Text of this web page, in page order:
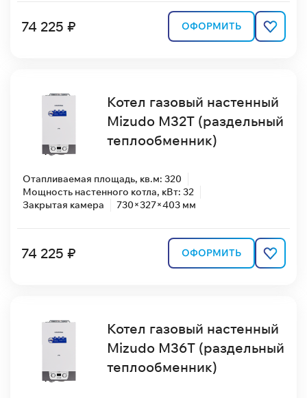
74 225 ₽ ОФОРМИТЬ
Котел газовый настенный
Mizudo M32T (раздельный
теплообменник)
Отапливаемая площадь, кв.м: 320
Мощность настенного котла, кВт: 32
Закрытая камера
730×327×403 мм
74 225 ₽ ОФОРМИТЬ
Котел газовый настенный
Mizudo M36T (раздельный
теплообменник)